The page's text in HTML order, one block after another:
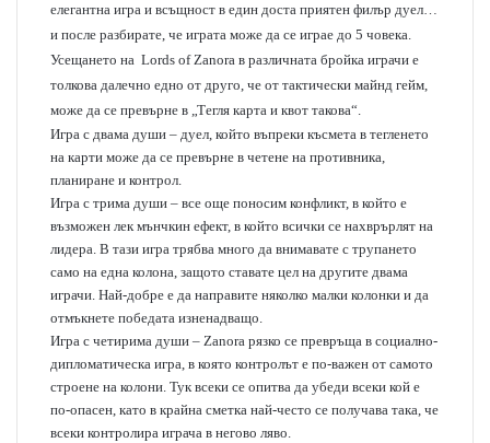
елегантна игра и всъщност в един доста приятен филър дуел…
и после разбирате, че играта може да се играе до 5 човека.
Усещането на Lords of Zanora в различната бройка играчи е
толкова далечно едно от друго, че от тактически майнд гейм,
може да се превърне в „Тегля карта и квот такова“.
Игра с двама души – дуел, който въпреки късмета в тегленето
на карти може да се превърне в четене на противника,
планиране и контрол.
Игра с трима души – все още поносим конфликт, в който е
възможен лек мънчкин ефект, в който всички се нахврърлят на
лидера. В тази игра трябва много да внимавате с трупането
само на една колона, защото ставате цел на другите двама
играчи. Най-добре е да направите няколко малки колонки и да
отмъкнете победата изненадващо.
Игра с четирима души – Zanora рязко се превръща в социално-
дипломатическа игра, в която контролът е по-важен от самото
строене на колони. Тук всеки се опитва да убеди всеки кой е
по-опасен, като в крайна сметка най-често се получава така, че
всеки контролира играча в негово ляво.